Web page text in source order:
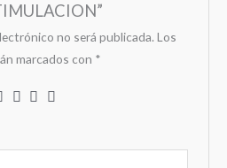
no será publicada. Los
marcados con *